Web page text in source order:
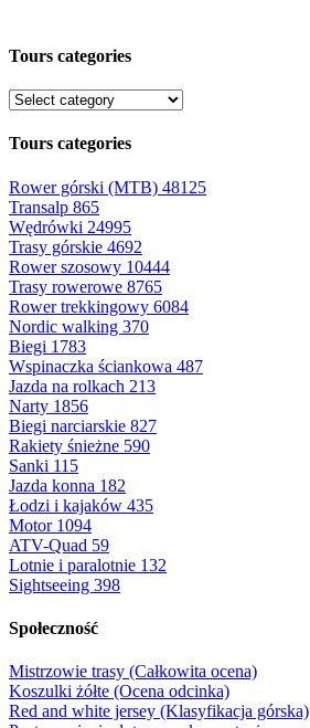
Tours categories
Tours categories
Rower górski (MTB) 48125
Transalp 865
Wędrówki 24995
Trasy górskie 4692
Rower szosowy 10444
Trasy rowerowe 8765
Rower trekkingowy 6084
Nordic walking 370
Biegi 1783
Wspinaczka ściankowa 487
Jazda na rolkach 213
Narty 1856
Biegi narciarskie 827
Rakiety śnieżne 590
Sanki 115
Jazda konna 182
Łodzi i kajaków 435
Motor 1094
ATV-Quad 59
Lotnie i paralotnie 132
Sightseeing 398
Społeczność
Mistrzowie trasy (Całkowita ocena)
Koszulki żółte (Ocena odcinka)
Red and white jersey (Klasyfikacja górska)